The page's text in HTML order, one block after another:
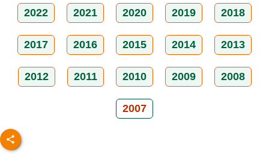
2022 2021 2020 2019 2018
2017 2016 2015 2014 2013
2012 2011 2010 2009 2008
2007